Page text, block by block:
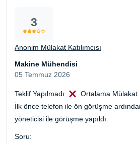
3
Anonim Mülakat Katılımcısı
Makine Mühendisi
05 Temmuz 2026
Teklif Yapılmadı
Ortalama Mülakat
İlk önce telefon ile ön görüşme
yöneticisi ile görüşme yapıldı.
Soru: